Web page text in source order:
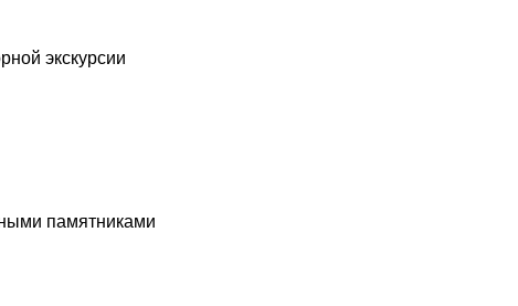
экскурсии
памятниками